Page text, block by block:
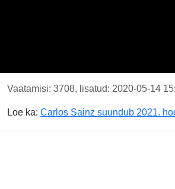
Vaatamisi: 3708, lisatud: 2020-05-14
Loe ka: Carlos Sainz suundub 2021.